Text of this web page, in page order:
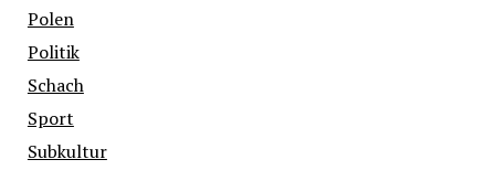
Polen
Politik
Schach
Sport
Subkultur